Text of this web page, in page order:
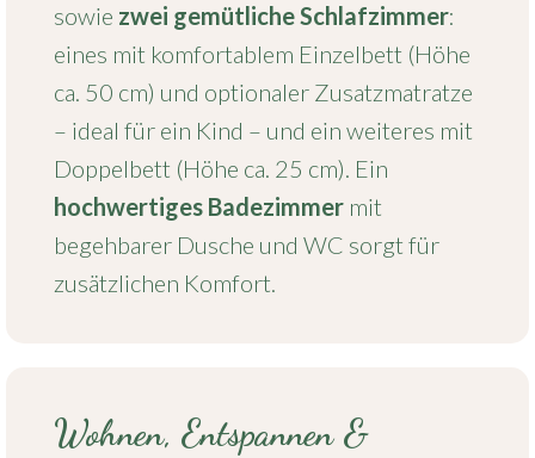
sowie zwei gemütliche Schlafzimmer:
eines mit komfortablem Einzelbett (Höhe
ca. 50 cm) und optionaler Zusatzmatratze
– ideal für ein Kind – und ein weiteres mit
Doppelbett (Höhe ca. 25 cm). Ein
hochwertiges Badezimmer mit
begehbarer Dusche und WC sorgt für
zusätzlichen Komfort.
Wohnen, Entspannen &